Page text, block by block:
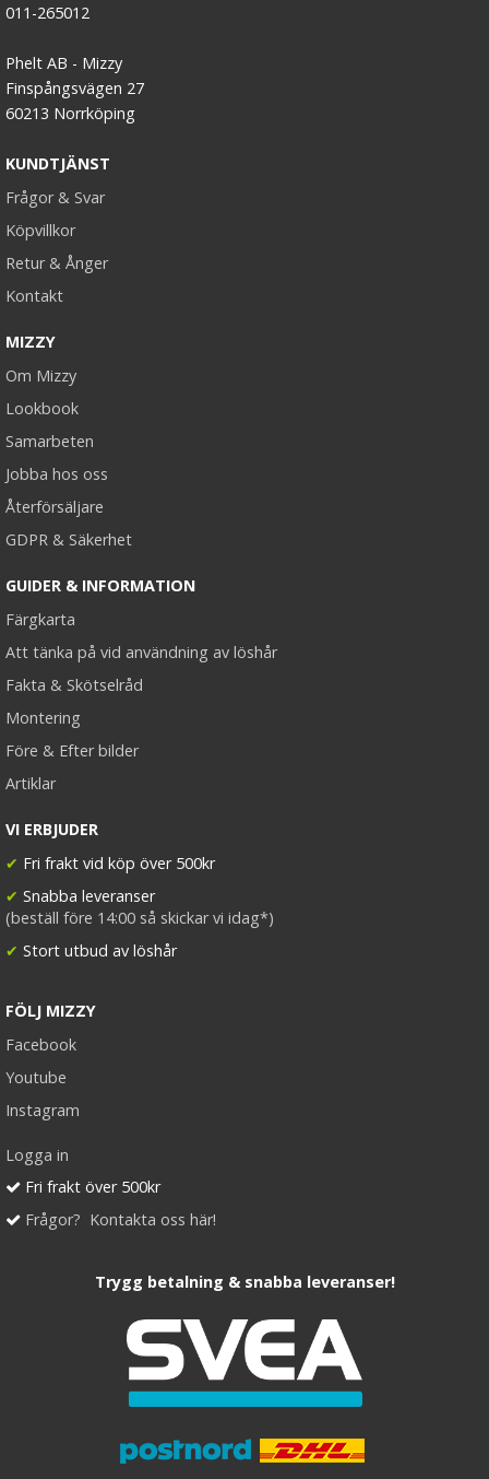
011-265012
Phelt AB - Mizzy
Finspångsvägen 27
60213 Norrköping
KUNDTJÄNST
Frågor & Svar
Köpvillkor
Retur & Ånger
Kontakt
MIZZY
Om Mizzy
Lookbook
Samarbeten
Jobba hos oss
Återförsäljare
GDPR & Säkerhet
GUIDER & INFORMATION
Färgkarta
Att tänka på vid användning av löshår
Fakta & Skötselråd
Montering
Före & Efter bilder
Artiklar
VI ERBJUDER
✔ Fri frakt vid köp över 500kr
✔ Snabba leveranser
(beställ före 14:00 så skickar vi idag*)
✔ Stort utbud av löshår
FÖLJ MIZZY
Facebook
Youtube
Instagram
Logga in
Fri frakt över 500kr
Frågor? Kontakta oss här!
Trygg betalning & snabba leveranser!